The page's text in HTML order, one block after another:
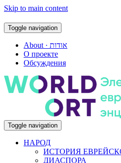
Skip to main content
Toggle navigation
About · אודות
О проекте
Обсуждения
Toggle navigation
НАРОД
ИСТОРИЯ
ДИАСПОРА